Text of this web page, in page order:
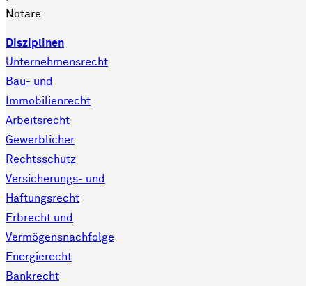
Notare
Disziplinen
Unternehmensrecht
Bau- und
Immobilienrecht
Arbeitsrecht
Gewerblicher
Rechtsschutz
Versicherungs- und
Haftungsrecht
Erbrecht und
Vermögensnachfolge
Energierecht
Bankrecht